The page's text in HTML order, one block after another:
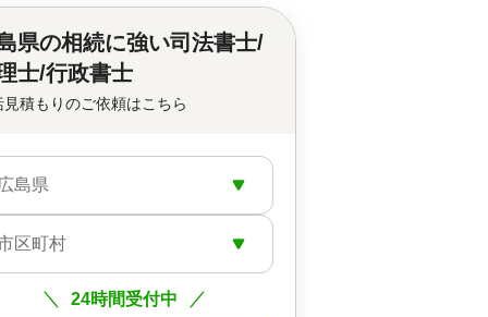
県の相続に強い司法書士/
士/行政書士
見積もりのご依頼はこちら
島県
区町村
24時間受付中